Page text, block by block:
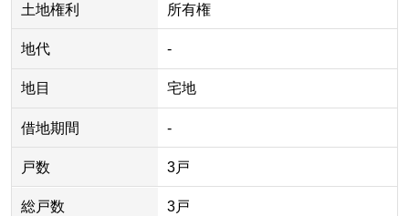
土地権利 所有権
地代 -
地目 宅地
借地期間 -
戸数 3戸
総戸数 3戸